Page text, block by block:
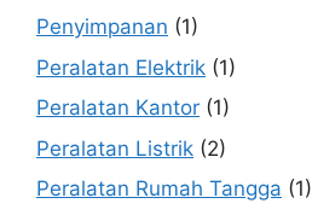
Penyimpanan (1)
Peralatan Elektrik (1)
Peralatan Kantor (1)
Peralatan Listrik (2)
Peralatan Rumah Tangga (1)